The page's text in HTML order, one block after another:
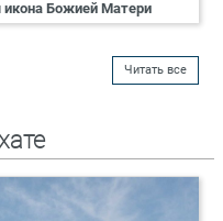
икона Божией Матери
Читать все